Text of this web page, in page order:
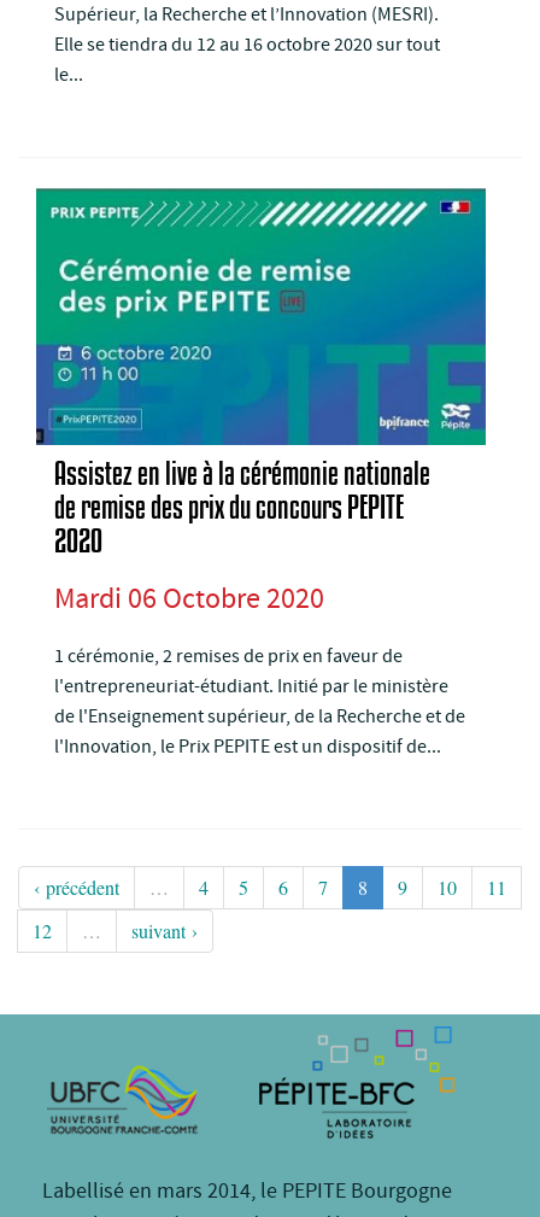
Supérieur, la Recherche et l’Innovation (MESRI).
Elle se tiendra du 12 au 16 octobre 2020 sur tout
le...
Assistez en live à la cérémonie nationale
de remise des prix du concours PEPITE
2020
Mardi 06 Octobre 2020
1 cérémonie, 2 remises de prix en faveur de
l'entrepreneuriat-étudiant. Initié par le ministère
de l'Enseignement supérieur, de la Recherche et de
l'Innovation, le Prix PEPITE est un dispositif de...
‹ précédent … 4 5 6 7 8 9 10
11
12
… suivant ›
Labellisé en mars 2014, le PEPITE Bourgogne